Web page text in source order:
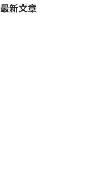
最新文章